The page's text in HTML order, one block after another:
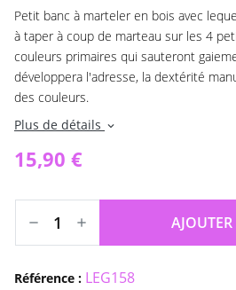
Petit banc à marteler en bois avec
à taper à coup de marteau sur les 4
couleurs primaires qui sauteront
développera l'adresse, la dextérité
des couleurs.
Plus de détails expand_more
15,90 €
Référence : LEG158